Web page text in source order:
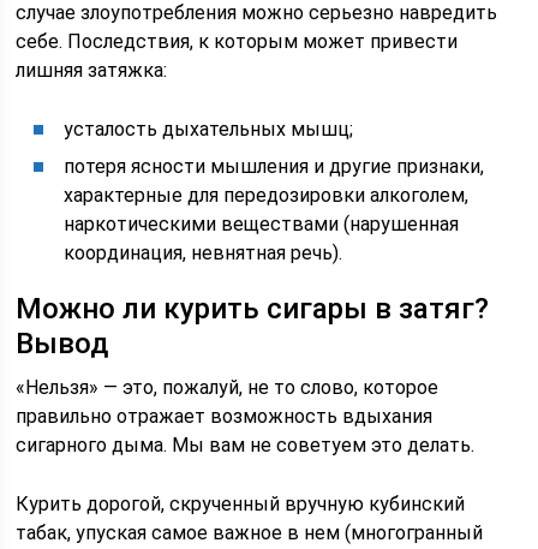
случае злоупотребления можно серьезно навредить
себе. Последствия, к которым может привести
лишняя затяжка:
усталость дыхательных мышц;
потеря ясности мышления и другие признаки,
характерные для передозировки алкоголем,
наркотическими веществами (нарушенная
координация, невнятная речь).
Можно ли курить сигары в затяг?
Вывод
«Нельзя» — это, пожалуй, не то слово, которое
правильно отражает возможность вдыхания
сигарного дыма. Мы вам не советуем это делать.
Курить дорогой, скрученный вручную кубинский
табак, упуская самое важное в нем (многогранный